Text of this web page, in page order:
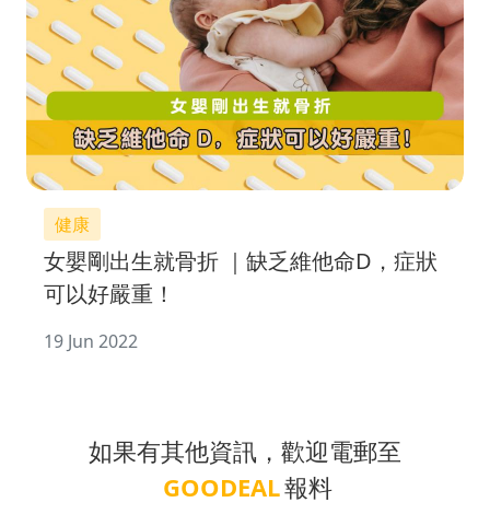
健康
女嬰剛出生就骨折 ｜缺乏維他命D，症狀
可以好嚴重！
19 Jun 2022
如果有其他資訊，歡迎電郵至
GOODEAL報料